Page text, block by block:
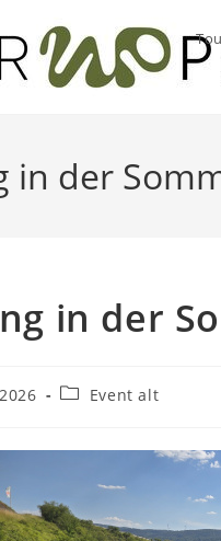
in der
in der
Beitrags-
Event alt